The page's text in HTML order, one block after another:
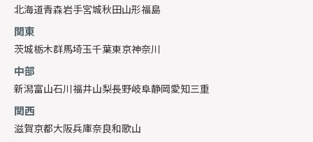
北海道青森岩手宮城秋田山形福島
関東
茨城栃木群馬埼玉千葉東京神奈川
中部
新潟富山石川福井山梨長野岐阜静岡愛知三重
関西
滋賀京都大阪兵庫奈良和歌山